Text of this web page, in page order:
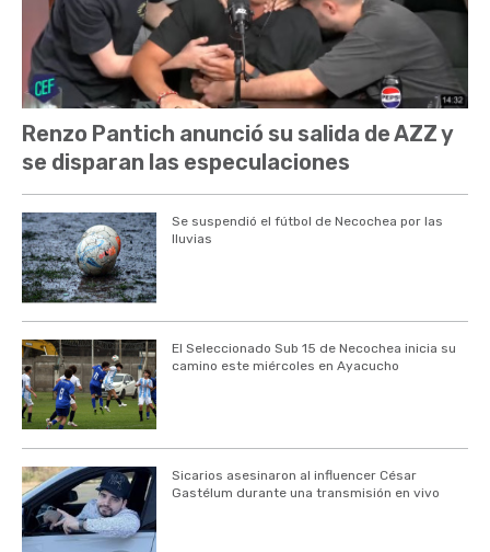
Renzo Pantich anunció su salida de AZZ y
se disparan las especulaciones
Se suspendió el fútbol de Necochea por las
lluvias
El Seleccionado Sub 15 de Necochea inicia su
camino este miércoles en Ayacucho
Sicarios asesinaron al influencer César
Gastélum durante una transmisión en vivo